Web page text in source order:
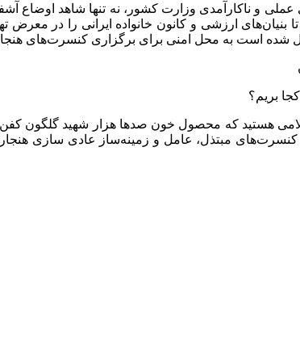
عملی و ناکارآمدی وزارت کشور، نه تنها شاهد اوضاع
بنیان‌های ارزشی و کانون خانواده ایرانی را در
است به محل امنی برای برگزاری کنسرت‌های
بریم؟
هستید که محصول خون صدها هزار شهید گلگون
مبتذل، عامل و زمینه‌ساز عادی سازی